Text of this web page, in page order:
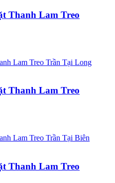
Thanh Lam Treo
Thanh Lam Treo
Thanh Lam Treo